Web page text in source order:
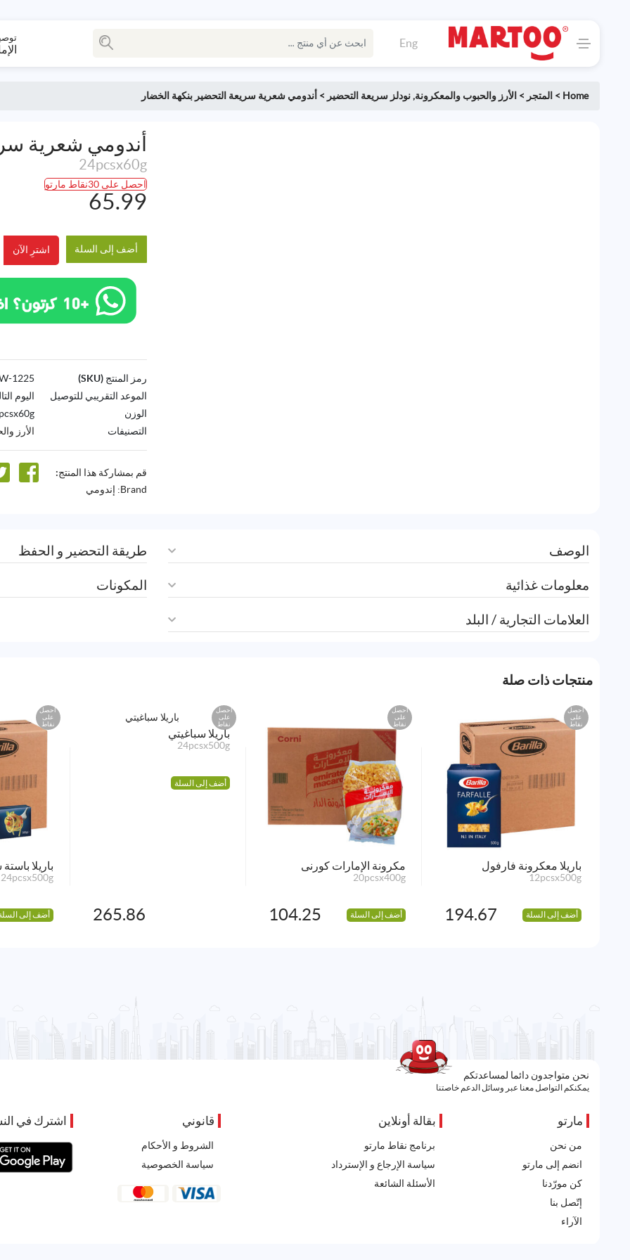
Eng
Home
> المتجر > الأرز والحبوب والمعكرونة,نودلز سريعة التحضير > أندومي شعرية سريعة التحضير بنكهة الخضار
أندومي شعرية
24pcsx60g
احصل على 30نقاط مارتو
65.99
أضف إلى السلة اشترِ الآن
رمز المنتج (SKU)
1225-AW
الموعد التقريبي للتوصيل
اليوم
الوزن
التصنيفات
الأرز
قم بمشاركة هذا المنتج:
Brand: إندومي
الوصف
معلومات غذائية
العلامات التجارية / البلد
طريقة التحضير و الحفظ
المكونات
منتجات ذات صلة
احصل
على
نقاط
باريلا معكرونة فارفول
12pcsx500g
أضف إلى السلة 194.67
احصل
على
نقاط
مكرونة الإمارات كورنى
20pcsx400g
أضف إلى السلة 104.25
احصل
على
نقاط
باريلا سباغيتي
24pcsx500g
أضف إلى السلة
265.86
احصل
على
نقاط
باريلا
24pcsx500g
أضف إلى
نحن متواجدون دائما لمساعدتكم
يمكنكم التواصل معنا عبر وسائل الدعم خاصتنا
مارتو
من نحن
انضم إلى مارتو
كن مورّدنا
إتّصل بنا
الآراء
بقالة أونلاين
برنامج نقاط مارتو
سياسة الإرجاع و الإسترداد
الأسئلة الشائعة
قانوني
الشروط و الأحكام
سياسة الخصوصية
اشترك في